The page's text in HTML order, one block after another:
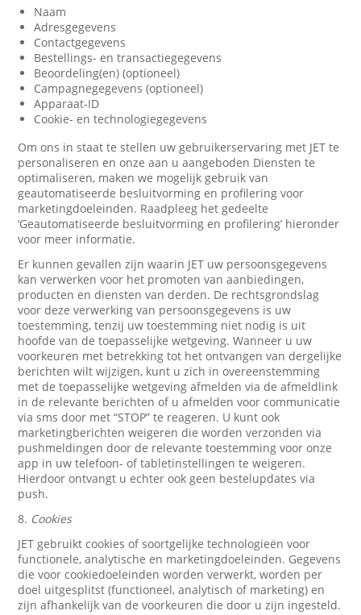
Naam
Adresgegevens
Contactgegevens
Bestellings- en transactiegegevens
Beoordeling(en) (optioneel)
Campagnegegevens (optioneel)
Apparaat-ID
Cookie- en technologiegegevens
Om ons in staat te stellen uw gebruikerservaring met JET te
personaliseren en onze aan u aangeboden Diensten te
optimaliseren, maken we mogelijk gebruik van
geautomatiseerde besluitvorming en profilering voor
marketingdoeleinden. Raadpleeg het gedeelte
‘Geautomatiseerde besluitvorming en profilering’ hieronder
voor meer informatie.
Er kunnen gevallen zijn waarin JET uw persoonsgegevens
kan verwerken voor het promoten van aanbiedingen,
producten en diensten van derden. De rechtsgrondslag
voor deze verwerking van persoonsgegevens is uw
toestemming, tenzij uw toestemming niet nodig is uit
hoofde van de toepasselijke wetgeving. Wanneer u uw
voorkeuren met betrekking tot het ontvangen van dergelijke
berichten wilt wijzigen, kunt u zich in overeenstemming
met de toepasselijke wetgeving afmelden via de afmeldlink
in de relevante berichten of u afmelden voor communicatie
via sms door met “STOP” te reageren. U kunt ook
marketingberichten weigeren die worden verzonden via
pushmeldingen door de relevante toestemming voor onze
app in uw telefoon- of tabletinstellingen te weigeren.
Hierdoor ontvangt u echter ook geen bestelupdates via
push.
8. Cookies
JET gebruikt cookies of soortgelijke technologieën voor
functionele, analytische en marketingdoeleinden. Gegevens
die voor cookiedoeleinden worden verwerkt, worden per
doel uitgesplitst (functioneel, analytisch of marketing) en
zijn afhankelijk van de voorkeuren die door u zijn ingesteld.